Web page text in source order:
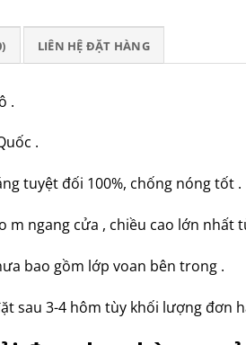
LIÊN HỆ ĐẶT HÀNG
.
.
tuyệt đối 100%, chống nóng tốt .
ngang cửa , chiều cao lớn nhất
bao gồm lớp voan bên trong .
sau 3-4 hôm tùy khối lượng đơn